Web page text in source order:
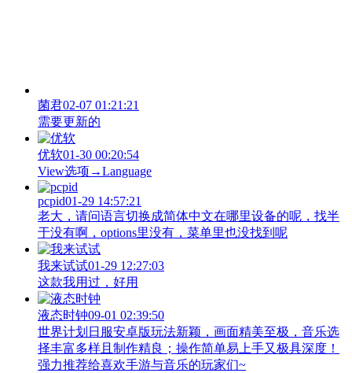
菌君02-07 01:21:21
需要更新的
优软01-30 00:20:54
View‌选项→Language
pcpid01-29 14:57:21
老大，请问语言切换成简体中文在哪里设备的呢，找半
于没有啊，options里没有，菜单里也没找到呢
我来试试01-29 12:27:03
这款我用过，好用
液态时钟09-01 02:39:50
世界计划日服安卓版玩法新颖，画面精美至极，音乐选
择丰富多样且制作精良；操作简单易上手又极具深度！
强力推荐给喜欢手游与音乐的玩家们~